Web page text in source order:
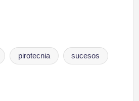
pirotecnia sucesos